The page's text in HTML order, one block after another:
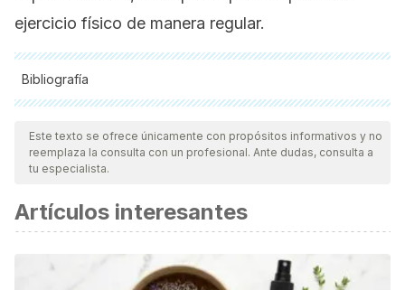
ejercicio físico de manera regular.
Bibliografía
Todas las fuentes citadas fueron revisadas a profundidad por
nuestro equipo, para asegurar su calidad, confiabilidad,
vigencia y validez.La bibliografía de este artículo fue
científica.
Liguori I, Russo G, Curcio F, Bulli G, Aran L, Della-Morte D,
Gargiulo G, Testa G, Cacciatore F, Bonaduce D, Abete P.
Oxidative stress, aging, and diseases. Clin Interv Aging.
Este texto se ofrece únicamente con propósitos informativos y no
reemplaza la consulta con un profesional. Ante dudas, consulta a
tu especialista.
Artículos interesantes